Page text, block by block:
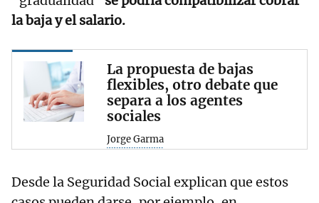
la baja y el salario.
La propuesta de bajas
flexibles, otro debate que
separa a los agentes
sociales
Jorge Garma
Desde la Seguridad Social explican que estos